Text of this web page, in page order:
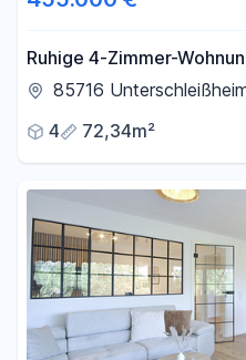
Ruhige 4-Zimmer-
mit Südbalkon
85716
4
72,34m²